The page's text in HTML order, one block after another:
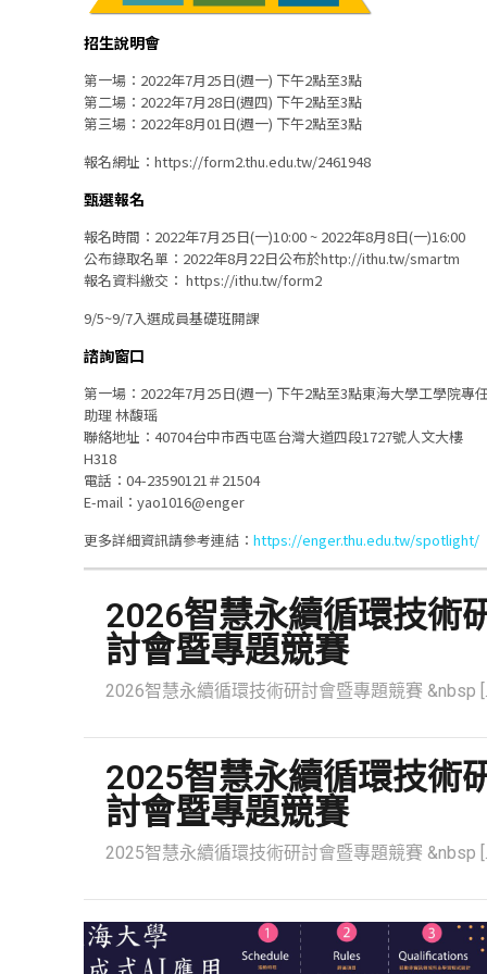
招生說明會
第一場：2022年7月25日(週一) 下午2點至3點
第二場：2022年7月28日(週四) 下午2點至3點
第三場：2022年8月01日(週一) 下午2點至3點
報名網址：https://form2.thu.edu.tw/2461948
甄選報名
報名時間：2022年7月25日(一)10:00 ~ 2022年8月8日(一)16:00
公布錄取名單：2022年8月22日公布於http://ithu.tw/smartm
報名資料繳交： https://ithu.tw/form2
9/5~9/7入選成員基礎班開課
諮詢窗口
第一場：2022年7月25日(週一) 下午2點至3點東海大學工學院專
助理 林馥瑶
聯絡地址：40704台中市西屯區台灣大道四段1727號人文大樓
H318
電話：04-23590121＃21504
E-mail：yao1016@enger
更多詳細資訊請參考連結： https://enger.thu.edu.tw/spotlight/
2026智慧永續循環技術
討會暨專題競賽
2026智慧永續循環技術研討會暨專題競賽 &nbsp
2025智慧永續循環技術
討會暨專題競賽
2025智慧永續循環技術研討會暨專題競賽 &nbsp